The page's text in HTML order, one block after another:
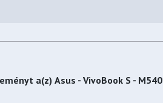
a(z)Asus - VivoBook S -